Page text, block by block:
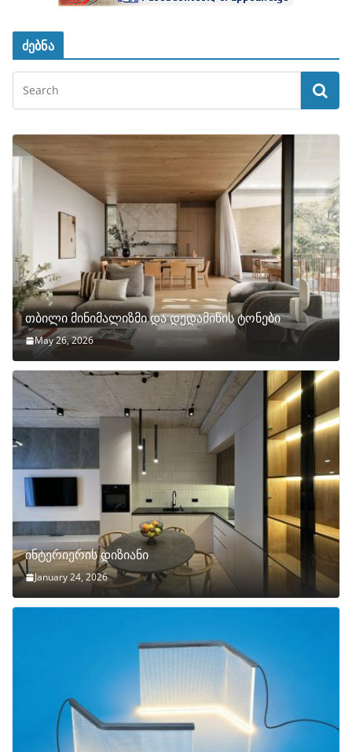
ძებნა
თბილი მინიმალიზმი და დედამიწის ტონები
May 26, 2026
ინტერიერის დიზიანი
January 24, 2026